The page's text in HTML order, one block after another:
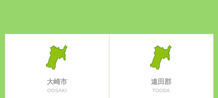
大崎市
OOSAKI
遠田郡
TOODA